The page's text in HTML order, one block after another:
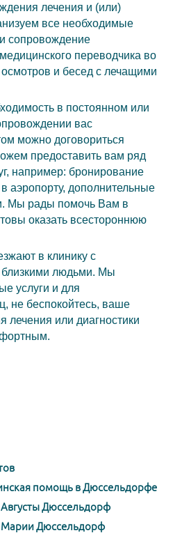
лечения и (или)
все необходимые
сопровождение
переводчика во
и бесед с лечащими
в постоянном или
вас
можно договориться
предоставить вам ряд
например: бронирование
аэропорту, дополнительные
Мы рады помочь Вам в
оказать всестороннюю
в клинику с
близкими людьми. Мы
услуги и для
не беспокойтесь, ваше
лечения или диагностики
помощь в Дюссельдорфе
Дюссельдорф
Марии Дюссельдорф